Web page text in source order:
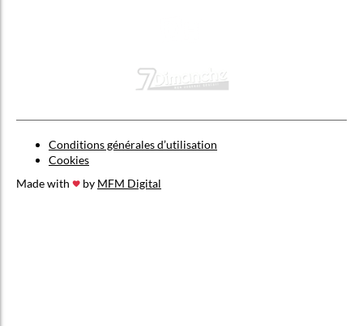
Conditions générales d’utilisation
Cookies
Made with
by MFM Digital